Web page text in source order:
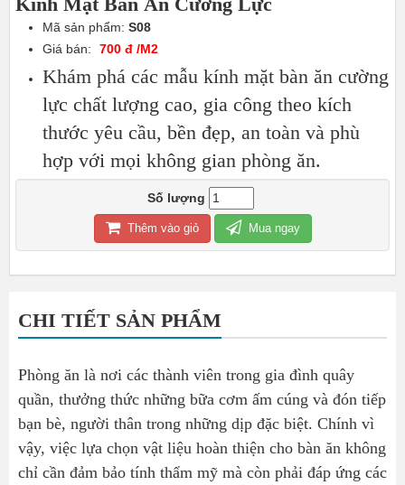
Mã sản phẩm: S08
Giá bán:
700 đ /M2
Khám phá các mẫu kính mặt bàn ăn cường
lực chất lượng cao, gia công theo kích
thước yêu cầu, bền đẹp, an toàn và phù
hợp với mọi không gian phòng ăn.
Số lượng
Thêm vào giỏ Mua ngay
CHI TIẾT SẢN PHẨM
Phòng ăn là nơi các thành viên trong gia đình quây
quần, thưởng thức những bữa cơm ấm cúng và đón tiếp
bạn bè, người thân trong những dịp đặc biệt. Chính vì
vậy, việc lựa chọn vật liệu hoàn thiện cho bàn ăn không
chỉ cần đảm bảo tính thẩm mỹ mà còn phải đáp ứng các